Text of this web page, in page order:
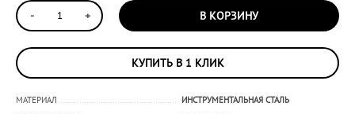
- + В КОРЗИНУ
КУПИТЬ В 1 КЛИК
МАТЕРИАЛ
ИНСТРУМЕНТАЛЬНАЯ СТАЛЬ